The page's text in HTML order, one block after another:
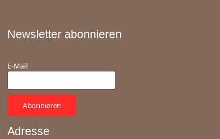
Adresse
Newsletter abonnieren
E-Mail
Abonnieren